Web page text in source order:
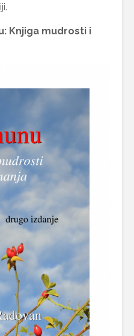
Knjiga mudrosti i